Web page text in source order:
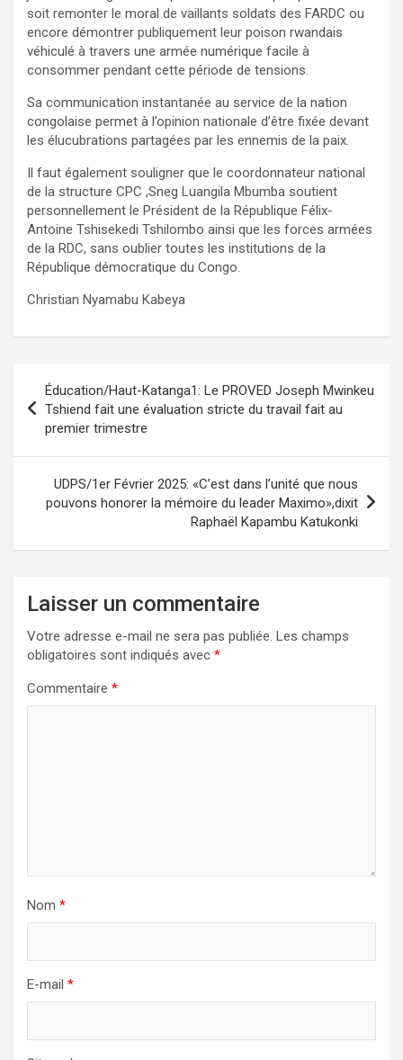
soit remonter le moral de vaillants soldats des FARDC ou
encore démontrer publiquement leur poison rwandais
véhiculé à travers une armée numérique facile à
consommer pendant cette période de tensions.
Sa communication instantanée au service de la nation
congolaise permet à l’opinion nationale d’être fixée devant
les élucubrations partagées par les ennemis de la paix.
Il faut également souligner que le coordonnateur national
de la structure CPC ,Sneg Luangila Mbumba soutient
personnellement le Président de la République Félix-
Antoine Tshisekedi Tshilombo ainsi que les forces armées
de la RDC, sans oublier toutes les institutions de la
République démocratique du Congo.
Christian Nyamabu Kabeya
Navigation
de
l’article
Éducation/Haut-Katanga1: Le PROVED Joseph Mwinkeu
Tshiend fait une évaluation stricte du travail fait au
premier trimestre
UDPS/1er Février 2025: «C’est dans l’unité que nous
pouvons honorer la mémoire du leader Maximo»,dixit
Raphaël Kapambu Katukonki
Laisser un commentaire
Votre adresse e-mail ne sera pas publiée. Les champs
obligatoires sont indiqués avec *
Commentaire *
Nom *
E-mail *